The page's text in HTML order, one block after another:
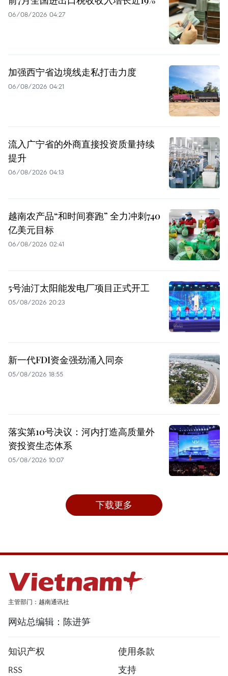
06/08/2026 04:27
加强西宁省边境线走私打击力度
06/08/2026 04:21
流入广宁省的外商直接投资质量持续
提升
06/08/2026 04:13
越南农产品“和时间赛跑” 全力冲刺740
亿美元目标
06/08/2026 02:41
5号油汀太阳能发电厂项目正式开工
05/08/2026 20:23
新一代FDI资金强劲涌入同奈
05/08/2026 18:55
落实第10号决议：河内打造高质量外
资投资生态体系
05/08/2026 10:07
下载更多
主管部门：越南通讯社
网站总编辑：陈进笋
知识产权
使用条款
RSS
支持